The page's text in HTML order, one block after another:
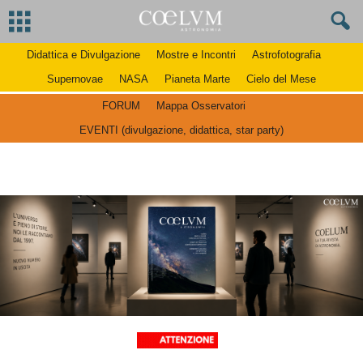
Didattica e Divulgazione Mostre e Incontri
Astrofotografia
Supernovae
NASA Pianeta Marte Cielo del Mese
FORUM
Mappa Osservatori
EVENTI (divulgazione, didattica, star party)